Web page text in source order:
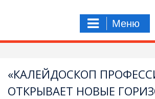
Меню
«КАЛЕЙДОСКОП
ОТКРЫВАЕТ НОВЫЕ